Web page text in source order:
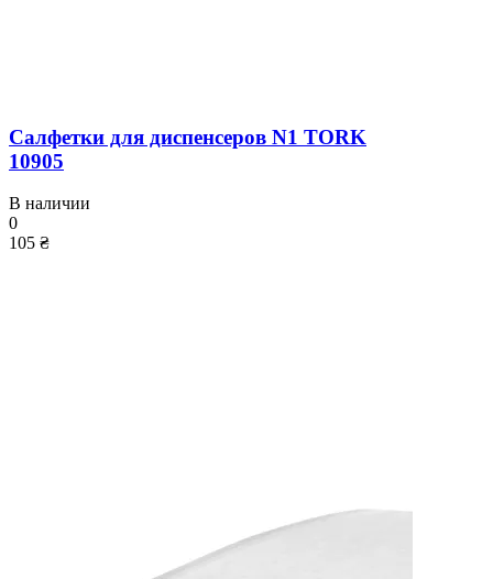
Салфетки для диспенсеров N1 TORK
10905
В наличии
0
105 ₴